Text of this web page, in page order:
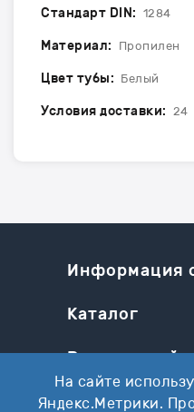
Стандарт DIN: 1284
Материал: Пропилен
Цвет тубы: Белый
Условия доставки: 24
Информация
Каталог
Разделы
Ваш аккаунт
На сайте
Яндекс.Метрики.